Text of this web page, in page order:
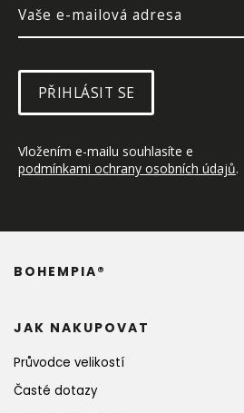
PŘIHLÁSIT SE
Vložením e-mailu souhlasíte e
podmínkami ochrany osobních údajů.
JAK NAKUPOVAT
Průvodce velikostí
Časté dotazy
BOHEMPIA®